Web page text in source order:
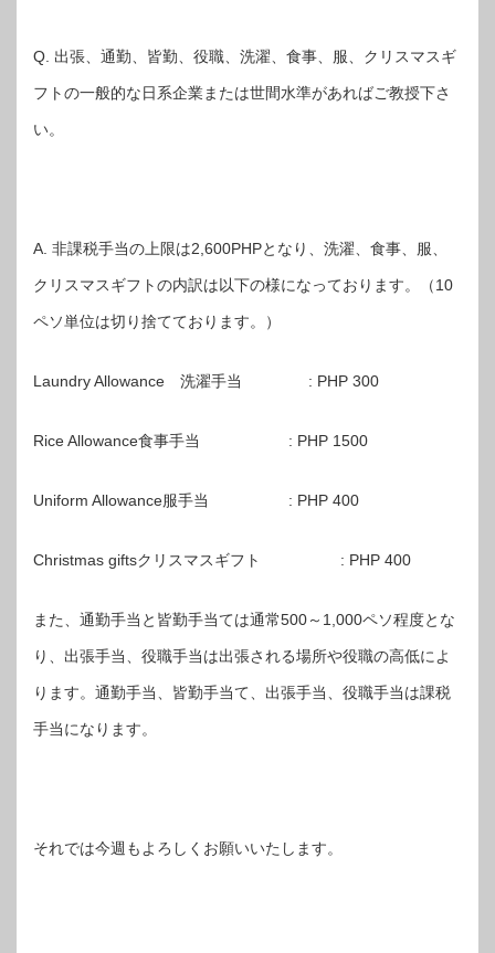
Q. 出張、通勤、皆勤、役職、洗濯、食事、服、クリスマスギ
フトの一般的な日系企業または世間水準があればご教授下さ
い。
A. 非課税手当の上限は2,600PHPとなり、洗濯、食事、服、
クリスマスギフトの内訳は以下の様になっております。（10
ペソ単位は切り捨てております。）
Laundry Allowance 洗濯手当 : PHP 300
Rice Allowance食事手当 : PHP 1500
Uniform Allowance服手当 : PHP 400
Christmas giftsクリスマスギフト : PHP 400
また、通勤手当と皆勤手当ては通常500～1,000ペソ程度とな
り、出張手当、役職手当は出張される場所や役職の高低によ
ります。通勤手当、皆勤手当て、出張手当、役職手当は課税
手当になります。
それでは今週もよろしくお願いいたします。